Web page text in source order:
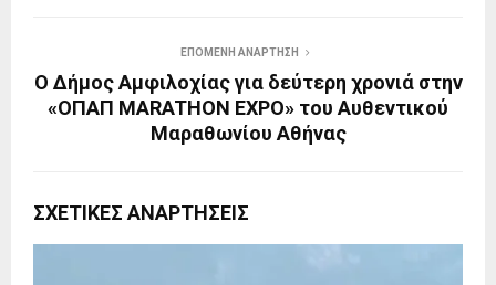
ΕΠΌΜΕΝΗ ΑΝΆΡΤΗΣΗ
Ο Δήμος Αμφιλοχίας για δεύτερη χρονιά στην
«ΟΠΑΠ MARATHON EXPO» του Αυθεντικού
Μαραθωνίου Αθήνας
ΣΧΕΤΙΚΈΣ ΑΝΑΡΤΉΣΕΙΣ